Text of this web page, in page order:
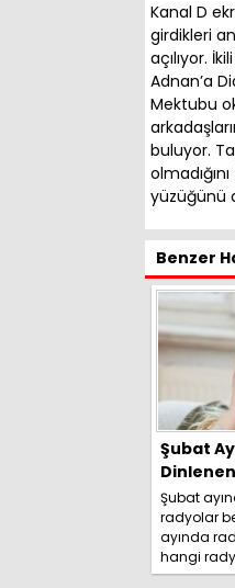
Kanal D
girdikleri
açılıyor.
Adnan’a
Mektubu
buluyor.
yüzüğünü
Benzer
Şubat
Şubat
radyolar
ayında
hangi
etti? İşte